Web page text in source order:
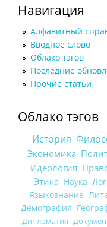
Навигация
Алфавитный
Вводное слово
Облако тэгов
Последние
Прочие статьи
Облако тэгов
История
Экономика
Идеология
Этика Наука
Языкознание
Демография
Дипломатия